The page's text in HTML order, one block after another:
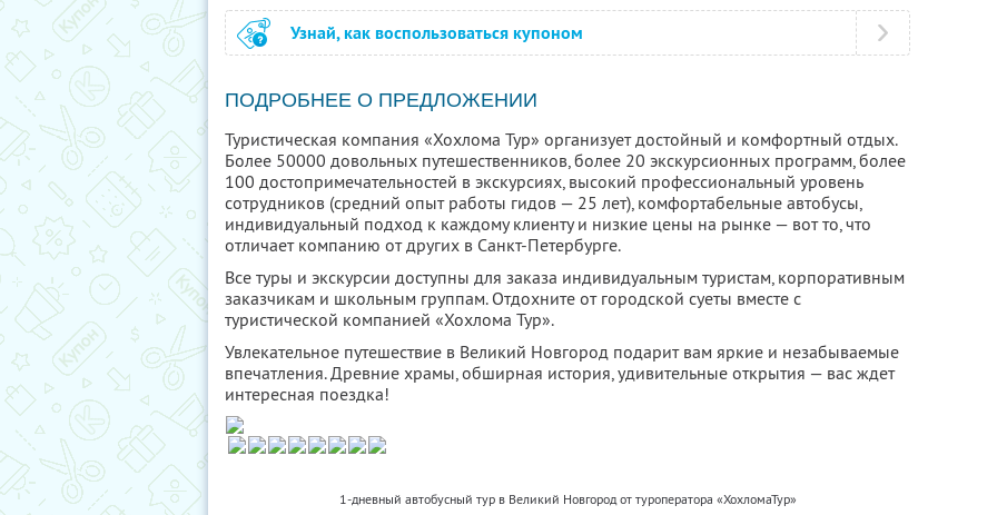
Узнай, как воспользоваться купоном
ПОДРОБНЕЕ О ПРЕДЛОЖЕНИИ
Туристическая компания «Хохлома Тур» организует достойный и комфортный отдых.
Более 50000 довольных путешественников, более 20 экскурсионных программ, более
100 достопримечательностей в экскурсиях, высокий профессиональный уровень
сотрудников (средний опыт работы гидов — 25 лет), комфортабельные автобусы,
индивидуальный подход к каждому клиенту и низкие цены на рынке — вот то, что
отличает компанию от других в Санкт-Петербурге.
Все туры и экскурсии доступны для заказа индивидуальным туристам, корпоративным
заказчикам и школьным группам. Отдохните от городской суеты вместе с
туристической компанией «Хохлома Тур».
Увлекательное путешествие в Великий Новгород подарит вам яркие и незабываемые
впечатления. Древние храмы, обширная история, удивительные открытия — вас ждет
интересная поездка!
1-дневный автобусный тур в Великий Новгород от туроператора «ХохломаТур»